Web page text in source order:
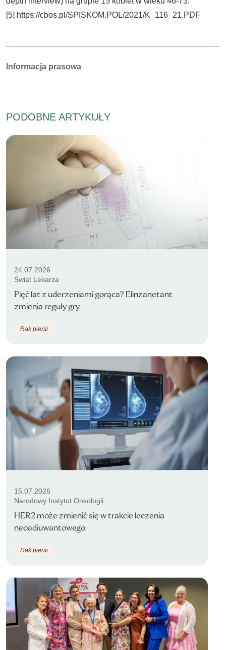
[5] https://cbos.pl/SPISKOM.POL/2021/K_116_21.PDF
Autorzy:
Informacja prasowa
PODOBNE ARTYKUŁY
24.07.2026
Świat Lekarza
Pięć lat z uderzeniami gorąca? Elinzanetant
zmienia reguły gry
Rak piersi
15.07.2026
Narodowy Instytut Onkologii
HER2 może zmienić się w trakcie leczenia
neoadiuwantowego
Rak piersi